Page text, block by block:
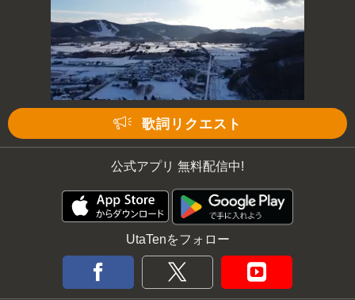
歌詞リクエスト
公式アプリ 無料配信中!
UtaTenをフォロー